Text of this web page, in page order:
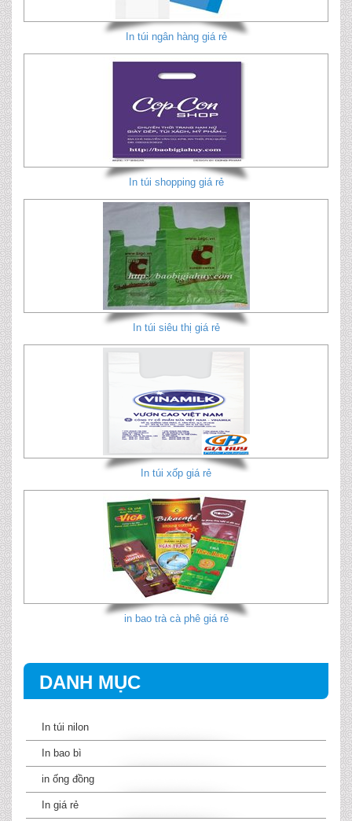
DANH MỤC
In túi nilon
In bao bì
in ống đồng
In giá rẻ
In túi ngân hàng giá rẻ
In túi shopping giá rẻ
In túi siêu thị giá rẻ
In túi xốp giá rẻ
in bao trà cà phê giá rẻ